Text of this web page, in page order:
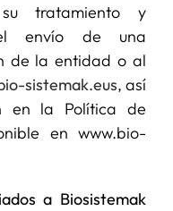
tratamiento y
envío de una
de la entidad o al
sistemak.eus, así
en la Política de
en www.bio-
a Biosistemak